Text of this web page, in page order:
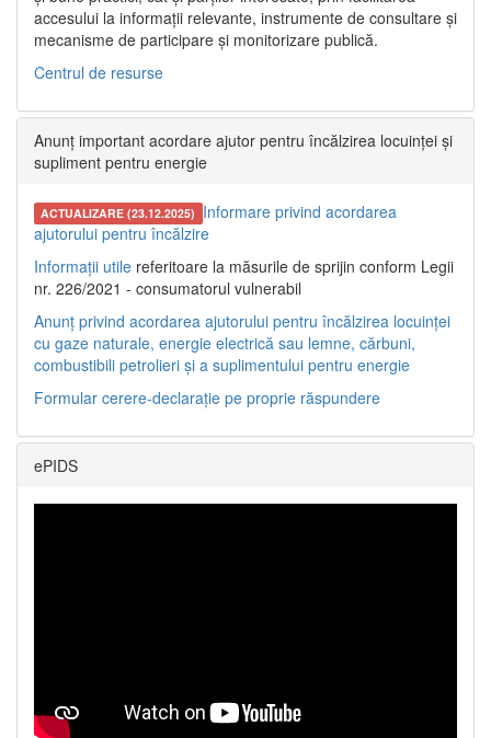
accesului la informații relevante, instrumente de consultare și
mecanisme de participare și monitorizare publică.
Centrul de resurse
Anunț important acordare ajutor pentru încălzirea locuinței și
supliment pentru energie
ACTUALIZARE (23.12.2025) Informare privind acordarea
ajutorului pentru încălzire
Informații utile referitoare la măsurile de sprijin conform Legii
nr. 226/2021 - consumatorul vulnerabil
Anunț privind acordarea ajutorului pentru încălzirea locuinței
cu gaze naturale, energie electrică sau lemne, cărbuni,
combustibili petrolieri și a suplimentului pentru energie
Formular cerere-declarație pe proprie răspundere
ePIDS